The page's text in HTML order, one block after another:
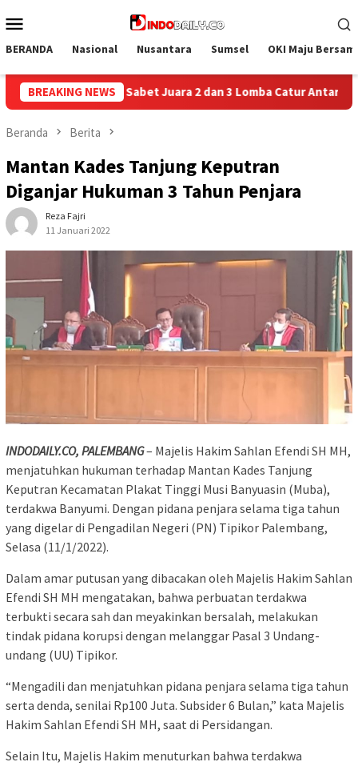
ke
Mobile
BERANDA Nasional Nusantara Sumsel OKI Maju
BREAKING NEWS
Catur Antar UPT Pemasyarakatan se-Palembang Raya
Beranda Berita
Mantan Kades Tanjung Keputran
Diganjar Hukuman 3 Tahun Penjara
Reza Fajri
11 Januari 2022
INDODAILY.CO, PALEMBANG– Majelis Hakim Sahlan Efendi SH MH,
menjatuhkan hukuman terhadap Mantan Kades Tanjung
Keputran Kecamatan Plakat Tinggi Musi Banyuasin (Muba),
terdakwa Banyumi. Dengan pidana penjara selama tiga tahun
yang digelar di Pengadilan Negeri (PN) Tipikor Palembang,
Selasa (11/1/2022).
Dalam amar putusan yang dibacakan oleh Majelis Hakim Sahlan
Efendi SH MH mengatakan, bahwa perbuatan terdakwa
terbukti secara sah dan meyakinkan bersalah, melakukan
tindak pidana korupsi dengan melanggar Pasal 3 Undang-
undang (UU) Tipikor.
“Mengadili dan menjatuhkan pidana penjara selama tiga tahun
serta denda, senilai Rp100 Juta. Subsider 6 Bulan,” kata Majelis
Hakim Sahlan Efendi SH MH, saat di Persidangan.
Selain Itu, Majelis Hakim menuturkan bahwa terdakwa